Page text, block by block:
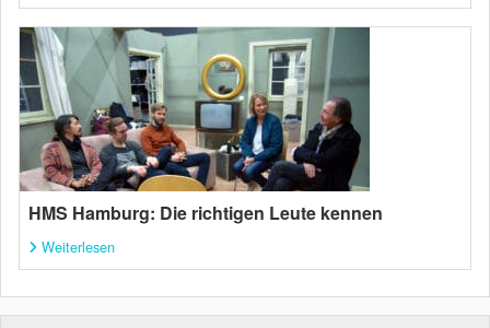
HMS Hamburg: Die richtigen Leute kennen
Weiterlesen